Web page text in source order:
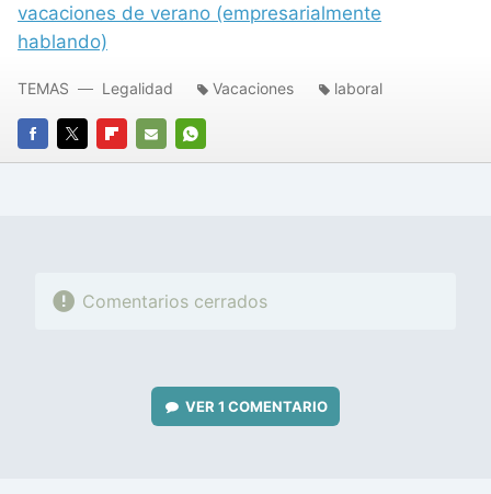
vacaciones de verano (empresarialmente
hablando)
FACEBOOK
TWITTERFLIPBOARD
E-
WHATSAPP
TEMAS Legalidad Vacaciones laboral
Comentarios cerrados
VER 1 COMENTARIO